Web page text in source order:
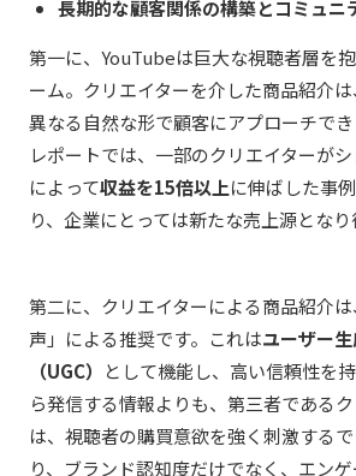
長期的な顧客関係の構築とコミュニ
第一に、YouTubeは巨大な視聴者層を
ーム。クリエイターを介した商品紹介
異なる自然な形で顧客にアプローチで
レポートでは、一部のクリエイターが
によって収益を15倍以上に伸ばした事
り、企業にとっては新たな売上源となり
第二に、クリエイターによる商品紹介
声」による推奨です。これはユーザー
（UGC）
として機能し、高い信頼性を
ら発信する情報よりも、第三者である
は、視聴者の購買意欲を強く刺激する
り、ブランド認知度だけでなく、エン